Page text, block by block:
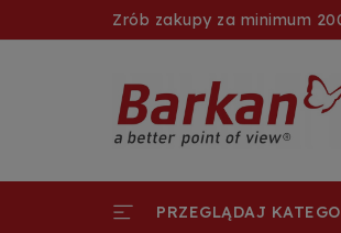
Zrób zakupy za minimum
PRZEGLĄDAJ